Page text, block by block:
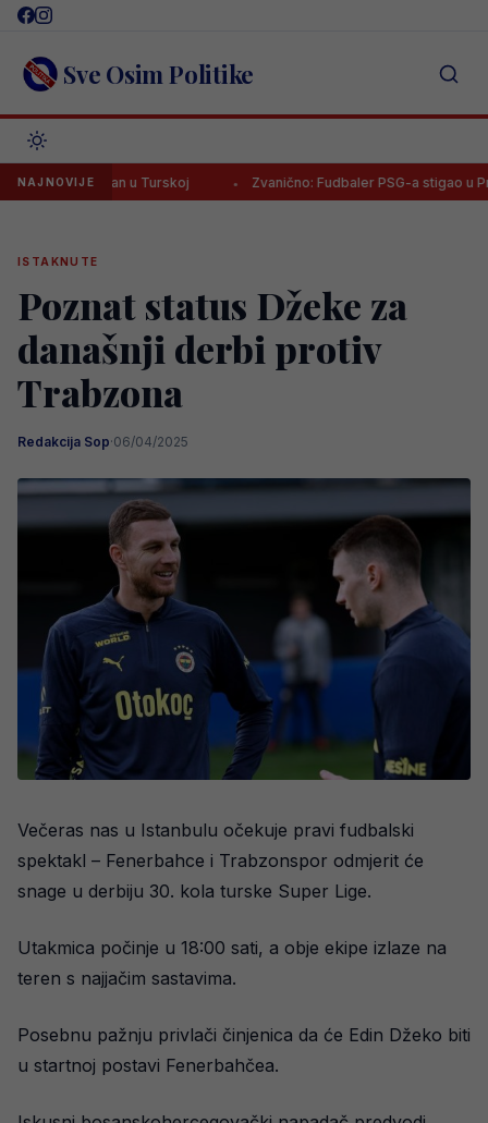
Skip
content Sve Osim Politike
NAJNOVIJE
dočekan u Turskoj Zvanično: Fudbaler PSG-a stigao u Premijer
ISTAKNUTE
Poznat status Džeke za
današnji derbi protiv
Trabzona
Redakcija Sop·06/04/2025
Večeras nas u Istanbulu očekuje pravi fudbalski
spektakl – Fenerbahce i Trabzonspor odmjerit će
snage u derbiju 30. kola turske Super Lige.
Utakmica počinje u 18:00 sati, a obje ekipe izlaze na
teren s najjačim sastavima.
Posebnu pažnju privlači činjenica da će Edin Džeko biti
u startnoj postavi Fenerbahčea.